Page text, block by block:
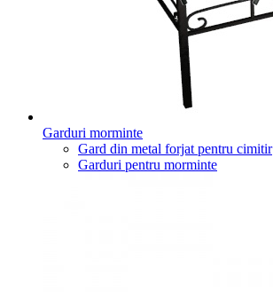
Garduri morminte
Gard din metal forjat pentru cimitir
Garduri pentru morminte